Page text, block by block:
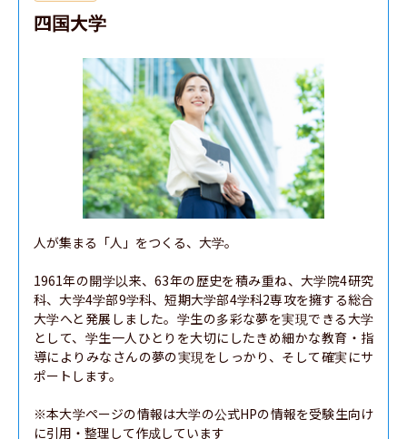
四国大学
人が集まる「人」をつくる、大学。
1961年の開学以来、63年の歴史を積み重ね、大学院4研究
科、大学4学部9学科、短期大学部4学科2専攻を擁する総合
大学へと発展しました。学生の多彩な夢を実現できる大学
として、学生一人ひとりを大切にしたきめ細かな教育・指
導によりみなさんの夢の実現をしっかり、そして確実にサ
ポートします。
※本大学ページの情報は大学の公式HPの情報を受験生向け
に引用・整理して作成しています